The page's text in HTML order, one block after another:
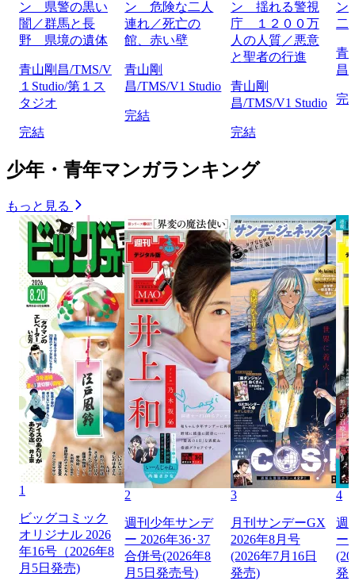
ン 県警の黒い
闇／群馬と長
野 県境の遺体
青山剛昌/TMS/V
１Studio/第１ス
タジオ
完結
ン 危険な二人
連れ／死亡の
館、赤い壁
青山剛
昌/TMS/V1 Studio
完結
ン 揺れる警視
庁 １２００万
人の人質／悪意
と聖者の行進
青山剛
昌/TMS/V1 Studio
完結
ン
二
青
昌
完
少年・青年マンガランキング
もっと見る
1
ビッグコミック
オリジナル 2026
年16号（2026年8
月5日発売)
2
週刊少年サンデ
ー 2026年36･37
合併号(2026年8
月5日発売号)
3
月刊サンデーGX
2026年8月号
(2026年7月16日
発売)
4
週
ー
発